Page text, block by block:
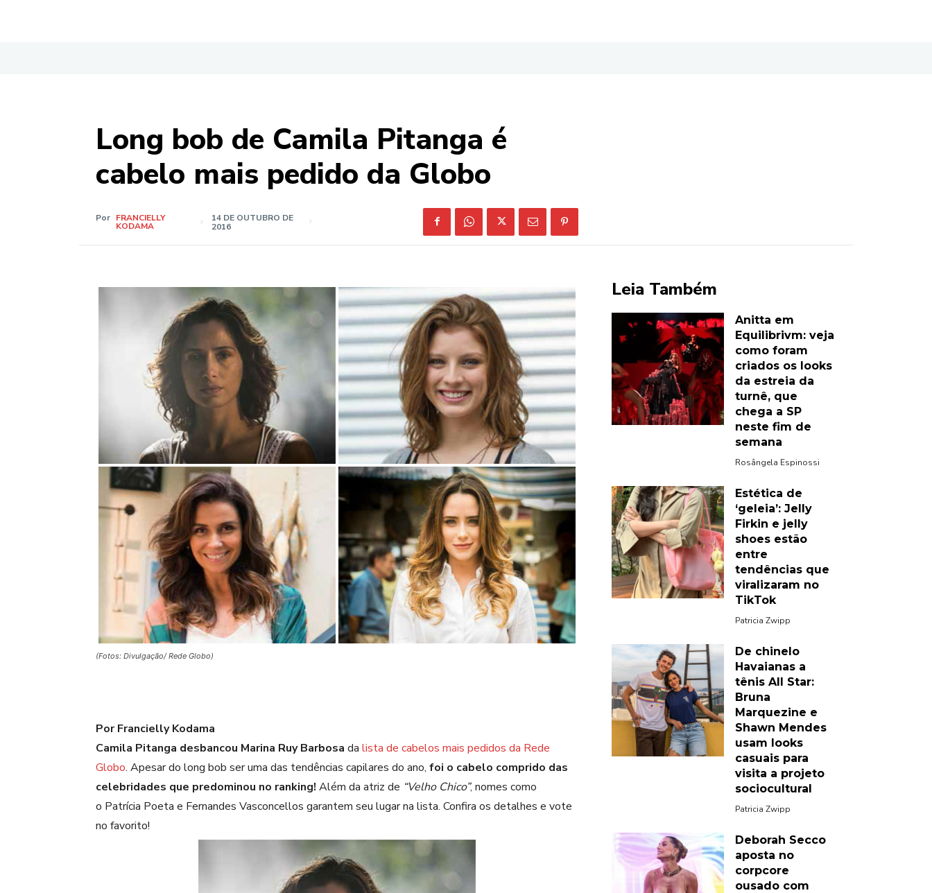
Long bob de Camila Pitanga é
cabelo mais pedido da Globo
Por FRANCIELLY
KODAMA
14 DE OUTUBRO DE
2016
(Fotos: Divulgação/ Rede Globo)
Por Francielly Kodama
Camila Pitanga desbancou Marina Ruy Barbosa da lista de cabelos mais pedidos da Rede
Globo. Apesar do long bob ser uma das tendências capilares do ano, foi o cabelo comprido das
celebridades que predominou no ranking! Além da atriz de “Velho Chico”, nomes como
o Patrícia Poeta e Fernandes Vasconcellos garantem seu lugar na lista. Confira os detalhes e vote
no favorito!
Leia Também
Anitta em
Equilibrivm: veja
como foram
criados os looks
da estreia da
turnê, que
chega a SP
neste fim de
semana
Rosângela Espinossi
Estética de
‘geleia’: Jelly
Firkin e jelly
shoes estão
entre
tendências que
viralizaram no
TikTok
Patricia Zwipp
De chinelo
Havaianas a
tênis All Star:
Bruna
Marquezine e
Shawn Mendes
usam looks
casuais para
visita a projeto
sociocultural
Patricia Zwipp
Deborah Secco
aposta no
corpcore
ousado com